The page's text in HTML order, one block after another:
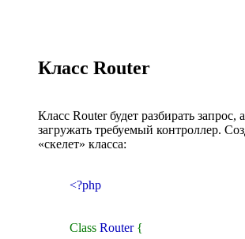
Класс Router
Класс Router будет разбирать запрос,
загружать требуемый контроллер.
«скелет» класса:
<?php
Class Router {